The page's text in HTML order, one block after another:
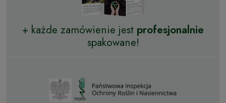
+ każde zamówienie jest profesjonalnie
spakowane!